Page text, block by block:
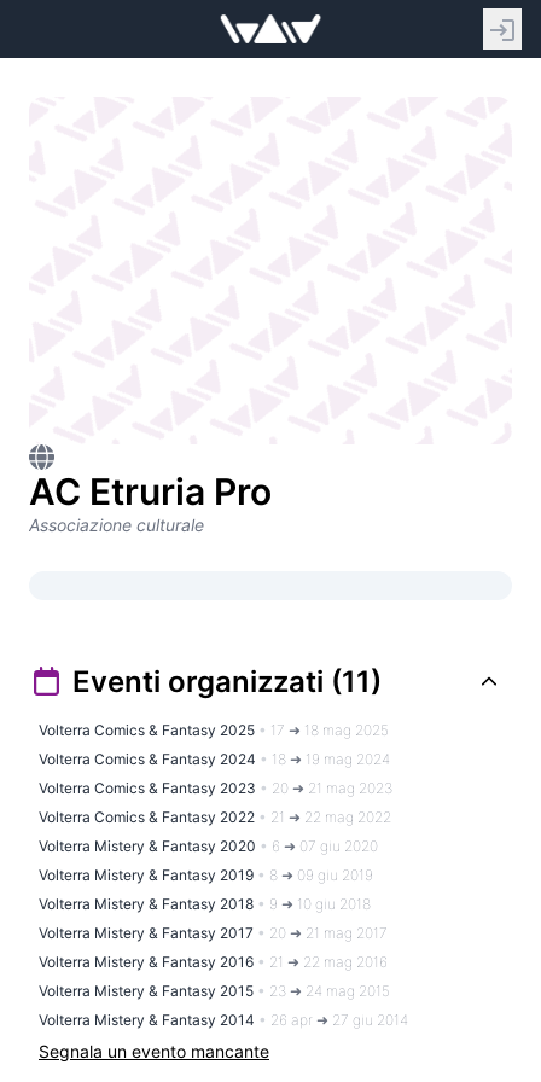
AC Etruria Pro
Associazione culturale
Eventi organizzati (11)
Volterra Comics & Fantasy 2025 • 17 ➜ 18 mag 2025
Volterra Comics & Fantasy 2024 • 18 ➜ 19 mag 2024
Volterra Comics & Fantasy 2023 • 20 ➜ 21 mag 2023
Volterra Comics & Fantasy 2022 • 21 ➜ 22 mag 2022
Volterra Mistery & Fantasy 2020 • 6 ➜ 07 giu 2020
Volterra Mistery & Fantasy 2019 • 8 ➜ 09 giu 2019
Volterra Mistery & Fantasy 2018 • 9 ➜ 10 giu 2018
Volterra Mistery & Fantasy 2017 • 20 ➜ 21 mag 2017
Volterra Mistery & Fantasy 2016 • 21 ➜ 22 mag 2016
Volterra Mistery & Fantasy 2015 • 23 ➜ 24 mag 2015
Volterra Mistery & Fantasy 2014 • 26 apr ➜ 27 giu 2014
Segnala un evento mancante